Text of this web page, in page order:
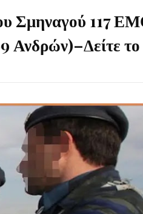
Σμηναγού 117
Ανδρών)–Δείτε